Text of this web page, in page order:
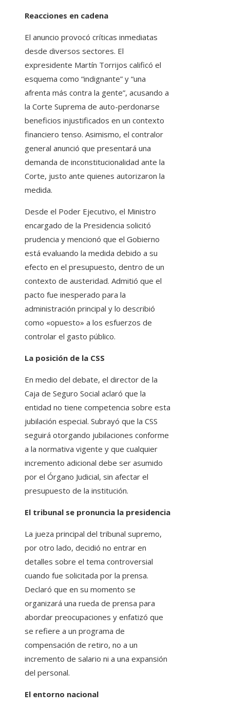
Reacciones en cadena
El anuncio provocó críticas inmediatas
desde diversos sectores. El
expresidente Martín Torrijos calificó el
esquema como “indignante” y “una
afrenta más contra la gente”, acusando a
la Corte Suprema de auto-perdonarse
beneficios injustificados en un contexto
financiero tenso. Asimismo, el contralor
general anunció que presentará una
demanda de inconstitucionalidad ante la
Corte, justo ante quienes autorizaron la
medida.
Desde el Poder Ejecutivo, el Ministro
encargado de la Presidencia solicitó
prudencia y mencionó que el Gobierno
está evaluando la medida debido a su
efecto en el presupuesto, dentro de un
contexto de austeridad. Admitió que el
pacto fue inesperado para la
administración principal y lo describió
como «opuesto» a los esfuerzos de
controlar el gasto público.
La posición de la CSS
En medio del debate, el director de la
Caja de Seguro Social aclaró que la
entidad no tiene competencia sobre esta
jubilación especial. Subrayó que la CSS
seguirá otorgando jubilaciones conforme
a la normativa vigente y que cualquier
incremento adicional debe ser asumido
por el Órgano Judicial, sin afectar el
presupuesto de la institución.
El tribunal se pronuncia la presidencia
La jueza principal del tribunal supremo,
por otro lado, decidió no entrar en
detalles sobre el tema controversial
cuando fue solicitada por la prensa.
Declaró que en su momento se
organizará una rueda de prensa para
abordar preocupaciones y enfatizó que
se refiere a un programa de
compensación de retiro, no a un
incremento de salario ni a una expansión
del personal.
El entorno nacional